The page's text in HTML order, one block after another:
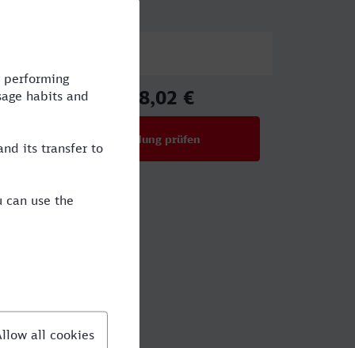
128,02 €
Verbindung prüfen